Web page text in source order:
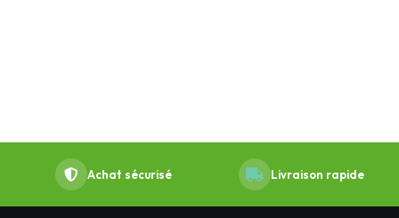
Achat sécurisé Livraison rapide